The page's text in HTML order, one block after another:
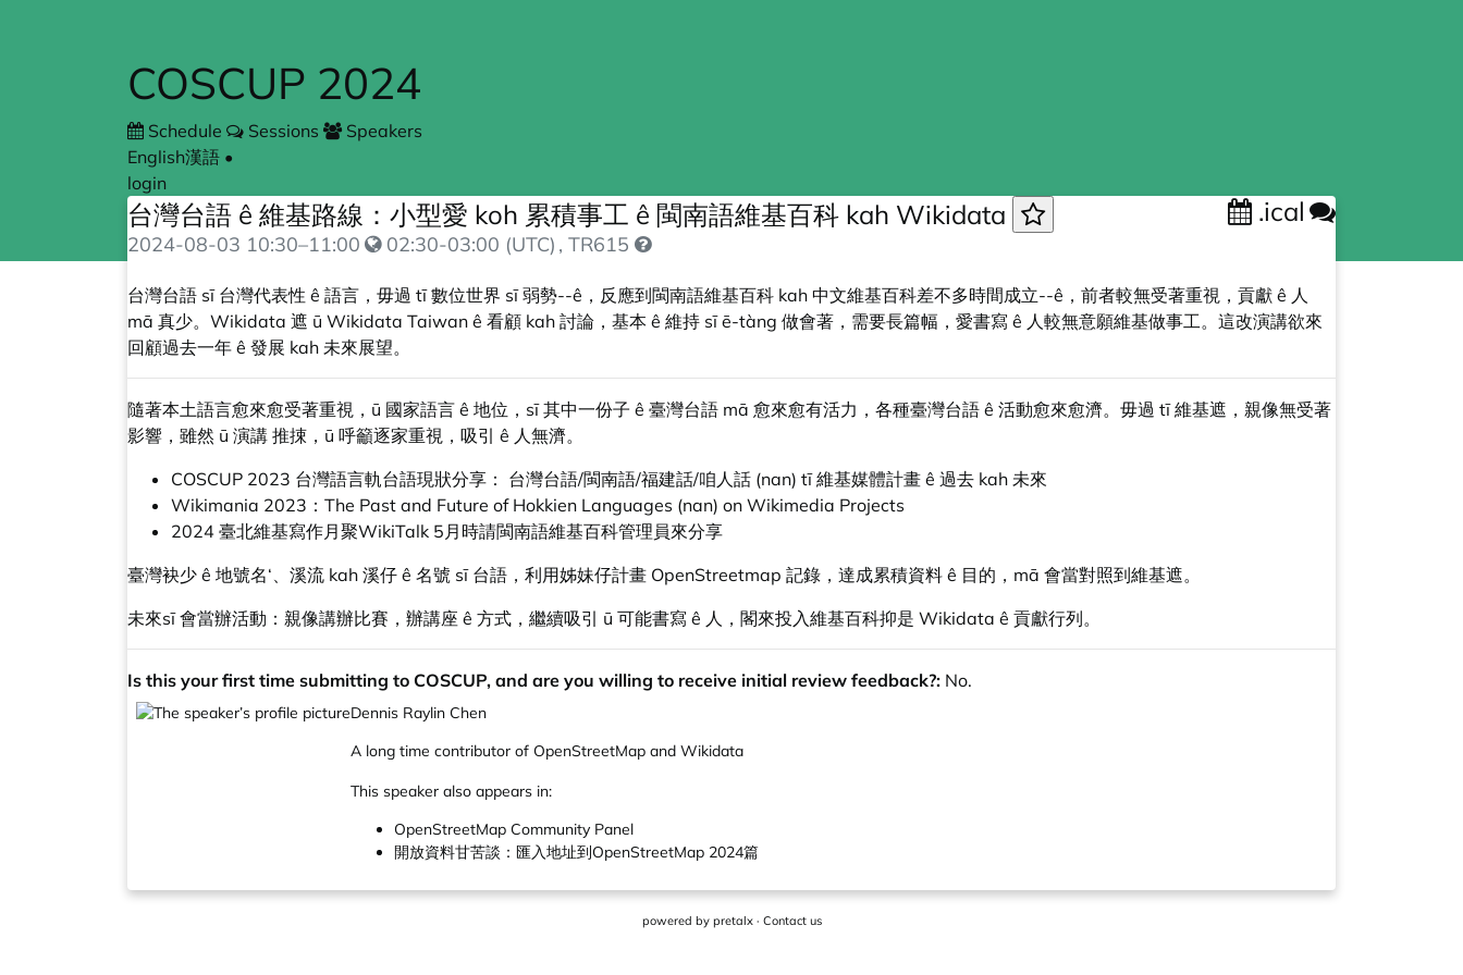
COSCUP 2024
Schedule Sessions
Speakers
English漢語 •
login
台灣台語 ê 維基路線：小型愛 koh 累積事工 ê 閩南語維基百科 kah Wikidata .ical
2024-08-03 10:30–11:00 02:30-03:00 (UTC) , TR615
台灣台語 sī 台灣代表性 ê 語言，毋過 tī 數位世界 sī 弱勢--ê，反應到閩南語維基百科 kah 中文維基百科差不多時間成立--ê，前者較無受著重視，貢獻 ê 人
mā 真少。Wikidata 遮 ū Wikidata Taiwan ê 看顧 kah 討論，基本 ê 維持 sī ē-tàng 做會著，需要長篇幅，愛書寫 ê 人較無意願維基做事工。這改演講欲來
回顧過去一年 ê 發展 kah 未來展望。
隨著本土語言愈來愈受著重視，ū 國家語言 ê 地位，sī 其中一份子 ê 臺灣台語 mā 愈來愈有活力，各種臺灣台語 ê 活動愈來愈濟。毋過 tī 維基遮，親像無受著
影響，雖然 ū 演講 推捒，ū 呼籲逐家重視，吸引 ê 人無濟。
COSCUP 2023 台灣語言軌台語現狀分享： 台灣台語/閩南語/福建話/咱人話 (nan) tī 維基媒體計畫 ê 過去 kah 未來
Wikimania 2023：The Past and Future of Hokkien Languages (nan) on Wikimedia Projects
2024 臺北維基寫作月聚WikiTalk 5月時請閩南語維基百科管理員來分享
臺灣袂少 ê 地號名‘、溪流 kah 溪仔 ê 名號 sī 台語，利用姊妹仔計畫 OpenStreetmap 記錄，達成累積資料 ê 目的，mā 會當對照到維基遮。
未來sī 會當辦活動：親像講辦比賽，辦講座 ê 方式，繼續吸引 ū 可能書寫 ê 人，閣來投入維基百科抑是 Wikidata ê 貢獻行列。
Is this your first time submitting to COSCUP, and are you willing to receive initial review feedback?: No.
Dennis Raylin Chen
A long time contributor of OpenStreetMap and Wikidata
This speaker also appears in:
OpenStreetMap Community Panel
開放資料甘苦談：匯入地址到OpenStreetMap 2024篇
powered by pretalx· Contact us